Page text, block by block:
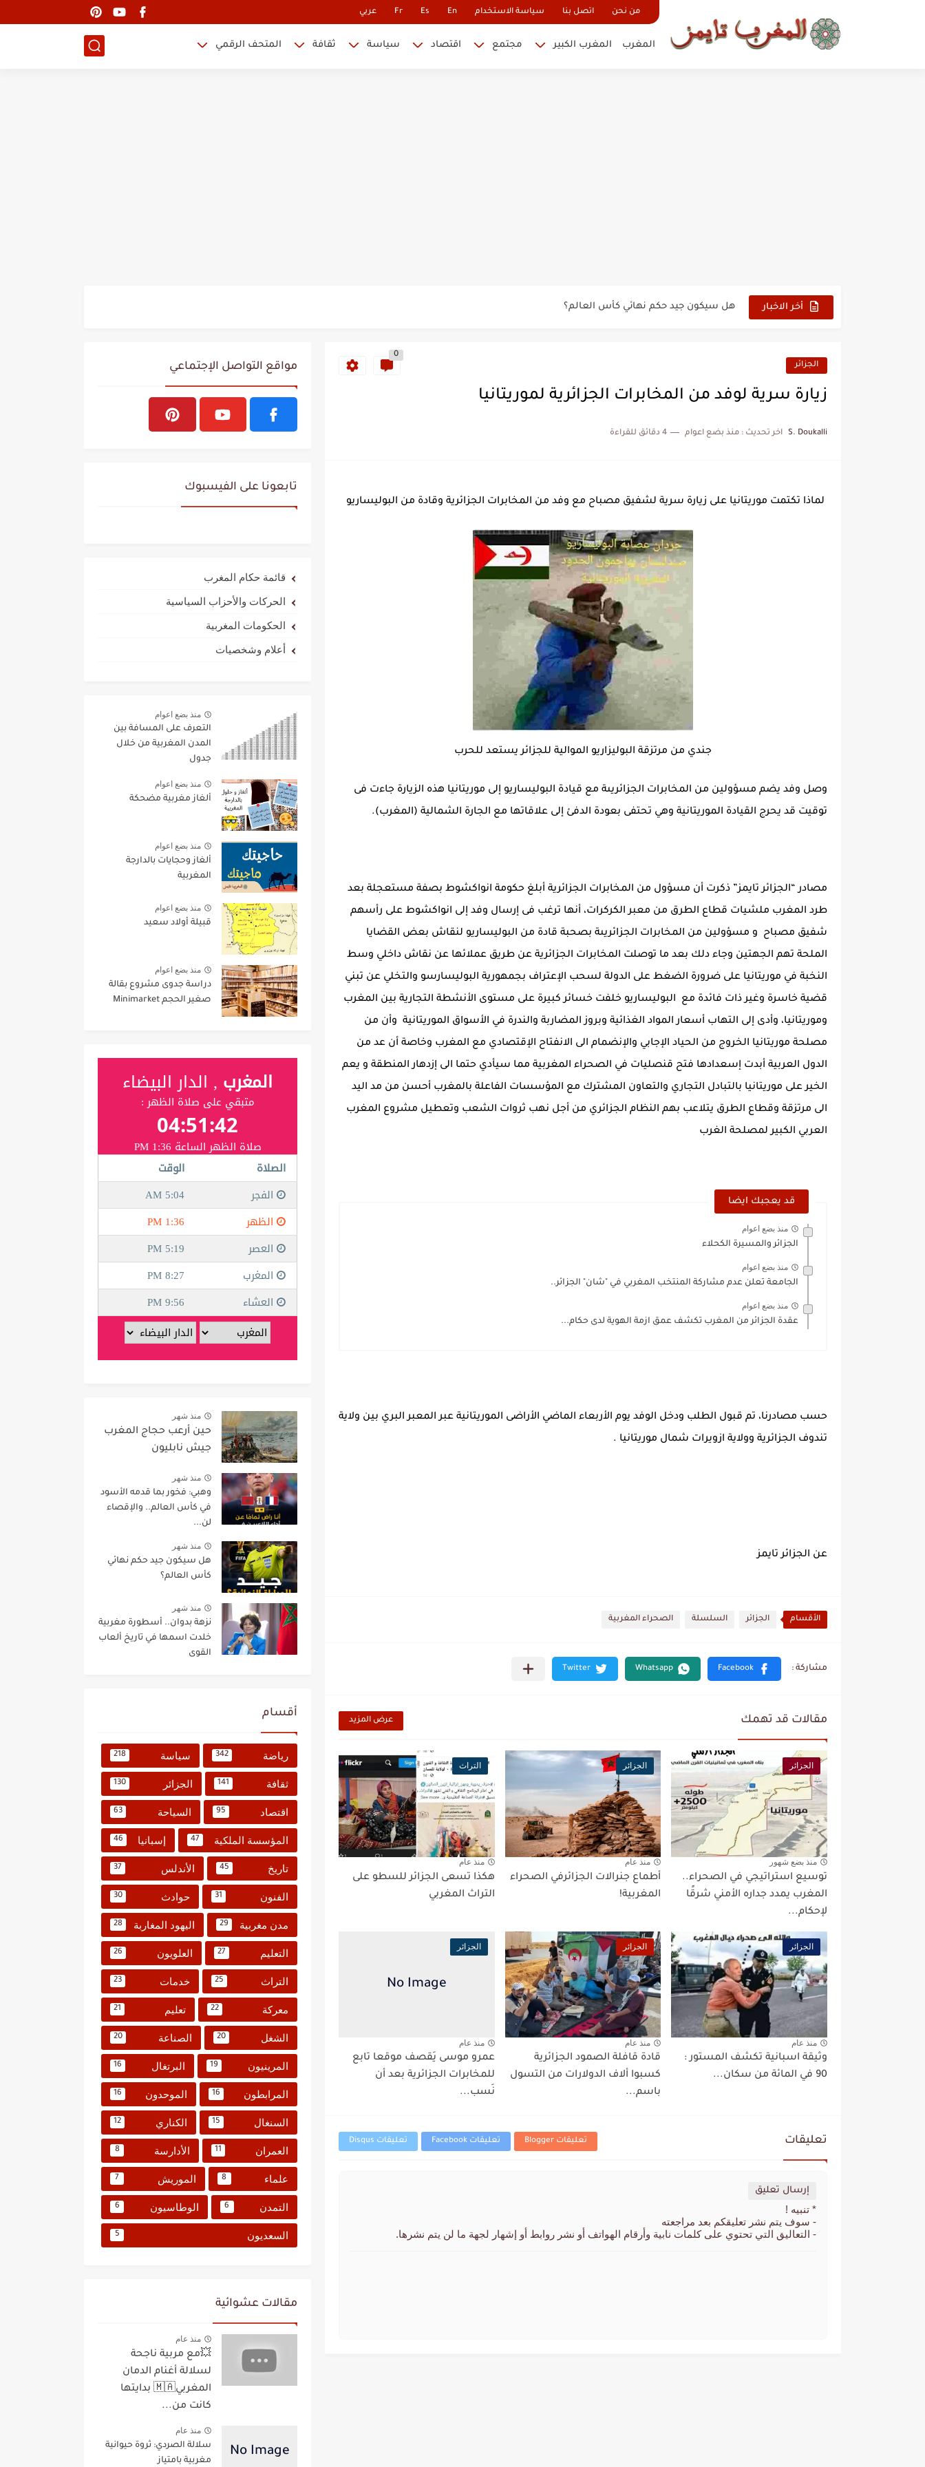
من نحن اتصل بنا سياسة الاستخدام En
Es
Fr عربي
المغرب المغرب الكبير مجتمع اقتصاد سياسة ثقافة المتحف الرقمي
أخر الاخبار هل سيكون جيد حكم نهائي كأس العالم؟
الحرب الهولندية المغربية (1775-1777)
المنتخب المغربي يرتقي للمركز السادس عالمياً ويُحكم قبضته على الصدارة...
الجزائر
0
زيارة سرية لوفد من المخابرات الجزائرية لموريتانيا
S. Doukalli اخر تحديث : منذ بضع اعوام 4 دقائق للقراءة
لماذا تكتمت موريتانيا على زيارة سرية لشفيق مصباح مع وفد من المخابرات الجزائرية وقادة من البوليساريو
جندي من مرتزقة البوليزاريو الموالية للجزائر يستعد للحرب
وصل وفد يضم مسؤولين من المخابرات الجزائريىة مع قيادة البوليساريو إلى موريتانيا هذه الزيارة جاءت فى
توقيت قد يحرج القيادة الموريتانية وهي تحتفى بعودة الدفئ إلى علاقاتها مع الجارة الشمالية (المغرب).
مصادر “الجزائر تايمز” ذكرت أن مسؤول من المخابرات الجزائرية أبلغ حكومة انواكشوط بصفة مستعجلة بعد
طرد المغرب ملشيات قطاع الطرق من معبر الكركرات، أنها ترغب فى إرسال وفد إلى انواكشوط على رأسهم
شفيق مصباح و مسؤولين من المخابرات الجزائريىة بصحبة قادة من البوليساريو لنقاش بعض القضايا
الملحة تهم الجهتين وجاء دلك بعد ما توصلت المخابرات الجزائرية عن طريق عملائها عن نقاش داخلي وسط
النخبة في موريتانيا على ضرورة الضغط على الدولة لسحب الإعتراف بجمهورية البوليسارسو والتخلي عن تبني
قضية خاسرة وغير ذات فائدة مع البوليساريو خلفت خسائر كبيرة على مستوى الأنشطة التجارية بين المغرب
وموريتانيا، وأدى إلى التهاب أسعار المواد الغذائية وبروز المضاربة والندرة في الأسواق الموريتانية وأن من
مصلحة موريتانيا الخروج من الحياد الإجابي والإنضمام الى الانفتاح الإقتصادي مع المغرب وخاصة أن عد من
الدول العربية أبدت إسعدادها فتح قنصليات في الصحراء المغربية مما سيأدي حتما الى إزدهار المنطقة و يعم
الخير على موريتانيا بالتبادل التجاري والتعاون المشترك مع المؤسسات الفاعلة بالمغرب أحسن من مد اليد
الى مرتزقة وقطاع الطرق يتلاعب بهم النظام الجزائري من أجل نهب ثروات الشعب وتعطيل مشروع المغرب
العربي الكبير لمصلحة الغرب
قد يعجبك ايضا
منذ بضع اعوام
الجزائر والمسيرة الكحلاء
منذ بضع اعوام
الجامعة تعلن عدم مشاركة المنتخب المغربي في "شان" الجزائر..
منذ بضع اعوام
عقدة الجزائر من المغرب تكشف عمق ازمة الهوية لدى حكام...
حسب مصادرنا، تم قبول الطلب ودخل الوفد يوم الأربعاء الماضي الأراضى الموريتانية عبر المعبر البري بين ولاية
تندوف الجزائرية وولاية ازويرات شمال موريتانيا .
عن الجزائر تايمز
الأقسام الجزائر السلسلة الصحراء المغربية
مقالات قد تهمك عرض المزيد
الجزائر
منذ بضع شهور
توسيع استراتيجي في الصحراء..
المغرب يمدد جداره الأمني شرقًا
لإحكام...
الجزائر
منذ عام
أطماع جنرالات الجزائرفي الصحراء
المغربية!
التراث
منذ عام
هكذا تسعى الجزائر للسطو على
التراث المغربي
الجزائر
منذ عام
وثيقة اسبانية تكشف المستور :
90 في المائة من سكان...
الجزائر
منذ عام
قادة قافلة الصمود الجزائرية
كسبوا ألاف الدولارات من التسول
باسم...
الجزائر
منذ عام
عمرو موسى يَقصف موقعا تابع
للمخابرات الجزائرية بعد أن
نَسب...
تعليقات تعليقات Blogger تعليقات Facebook تعليقات Disqus
إرسال تعليق
* تنبيه !
- سوف يتم نشر تعليقكم بعد مراجعته
- التعاليق التي تحتوي على كلمات نابية وأرقام الهواتف أو نشر روابط أو إشهار لجهة ما لن يتم نشرها.
مواقع التواصل الإجتماعي
تابعونا على الفيسبوك
قائمة حكام المغرب
الحركات والأحزاب السياسية
الحكومات المغربية
أعلام وشخصيات
منذ بضع اعوام
التعرف على المسافة بين
المدن المغربية من خلال
جدول
منذ بضع اعوام
ألغاز مغربية مضحكة
منذ بضع اعوام
ألغاز وحجايات بالدارجة
المغربية
منذ بضع اعوام
قبيلة أولاد سعيد
منذ بضع اعوام
دراسة جدوى مشروع بقالة
صغير الحجم Minimarket
منذ شهر
حين أرعب حجاج المغرب
جيش نابليون
منذ شهر
وهبي: فخور بما قدمه الأسود
في كأس العالم.. والإقصاء
لن...
منذ شهر
هل سيكون جيد حكم نهائي
كأس العالم؟
منذ شهر
نزهة بدوان.. أسطورة مغربية
خلدت اسمها في تاريخ ألعاب
القوى
أقسام
رياضة 342 سياسة 218
ثقافة 141 الجزائر 130
اقتصاد 95 السياحة 63
المؤسسة الملكية 47 إسبانيا 46
تاريخ 45 الأندلس 37
الفنون 31 حوادث 30
مدن مغربية 29 اليهود المغاربة 28
التعليم 27 العلويون 26
التراث 25 خدمات 23
معركة 22 تعليم 21
الشغل 20 الصناعة 20
المرينيون 19 البرتغال 16
المرابطون 16 الموحدون 16
السنغال 15 الكناري 12
العمران 11 الأدارسة 8
علماء 8 الموريش 7
التمدن 6 الوطاسيون 6
السعديون 5
مقالات عشوائية
منذ عام
💥مع مربية ناجحة
لسلالة أغنام الدمان
المغربي🇲🇦 بدايتها
كانت من...
منذ عام
سلالة الصردي: ثروة حيوانية
مغربية بامتياز